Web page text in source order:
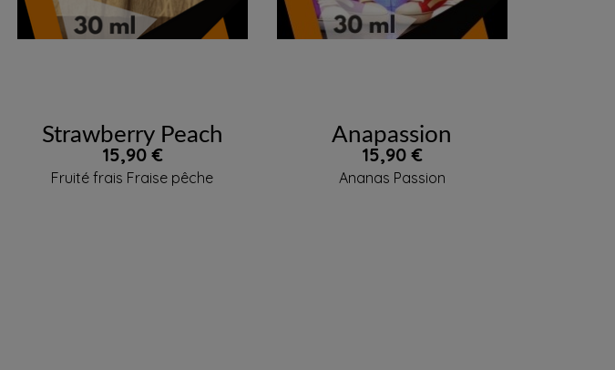
Strawberry Peach
Prix
15,90 €
Fruité frais Fraise pêche
Anapassion
Prix
15,90 €
Ananas Passion